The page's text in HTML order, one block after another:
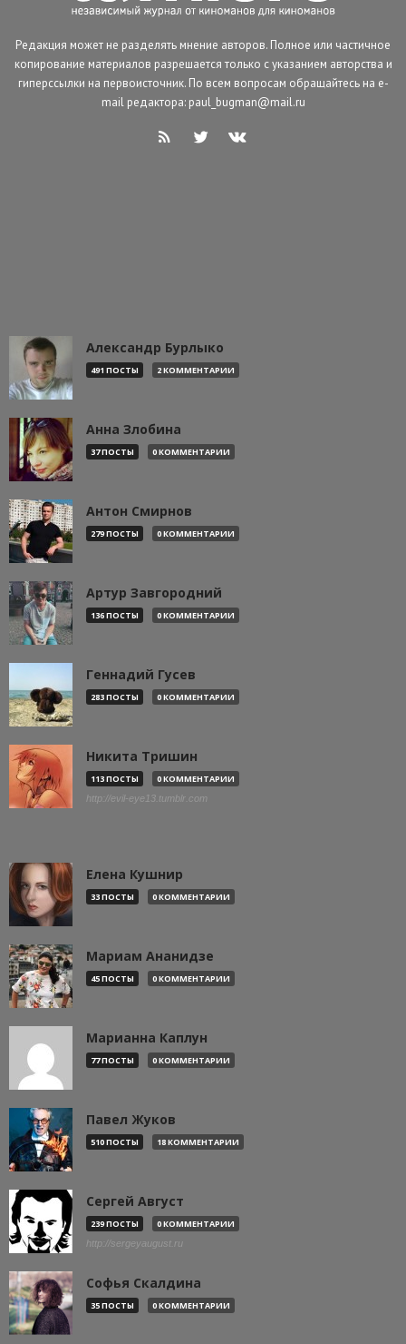
Редакция может не разделять мнение авторов. Полное или частичное
копирование материалов разрешается только с указанием авторства и
гиперссылки на первоисточник. По всем вопросам обращайтесь на e-
mail редактора: paul_bugman@mail.ru
Александр Бурлыко
491 ПОСТЫ 2 КОММЕНТАРИИ
Анна Злобина
37 ПОСТЫ 0 КОММЕНТАРИИ
Антон Смирнов
279 ПОСТЫ 0 КОММЕНТАРИИ
Артур Завгородний
136 ПОСТЫ 0 КОММЕНТАРИИ
Геннадий Гусев
283 ПОСТЫ 0 КОММЕНТАРИИ
Никита Тришин
113 ПОСТЫ 0 КОММЕНТАРИИ
http://evil-eye13.tumblr.com
Елена Кушнир
33 ПОСТЫ 0 КОММЕНТАРИИ
Мариам Ананидзе
45 ПОСТЫ 0 КОММЕНТАРИИ
Марианна Каплун
77 ПОСТЫ 0 КОММЕНТАРИИ
Павел Жуков
510 ПОСТЫ 18 КОММЕНТАРИИ
Сергей Август
239 ПОСТЫ 0 КОММЕНТАРИИ
http://sergeyaugust.ru
Софья Скалдина
35 ПОСТЫ 0 КОММЕНТАРИИ